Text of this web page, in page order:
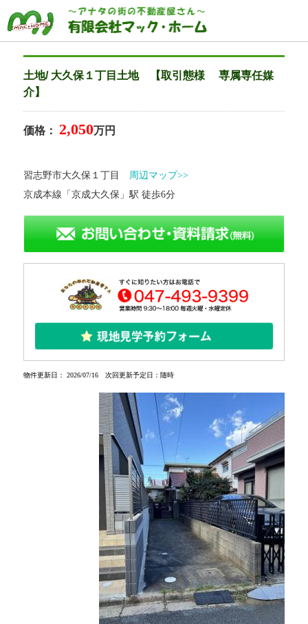
トップページHOME
買いたいBUY
借りたいRENT
選ばれる理由REASONS
ご退去・ご解約のお手続きMOVE OUT・CANCEL
会社案内COMPANY
サイトマップSITEMAP
プライバシーポリシー
PRIVACY POLICY
土地/ 大久保１丁目土地 【取引態様 専属専任媒
介】
価格： 2,050万円
習志野市大久保１丁目 周辺マップ>>
京成本線「京成大久保」駅 徒歩6分
物件更新日： 2026/07/16 次回更新予定日：随時